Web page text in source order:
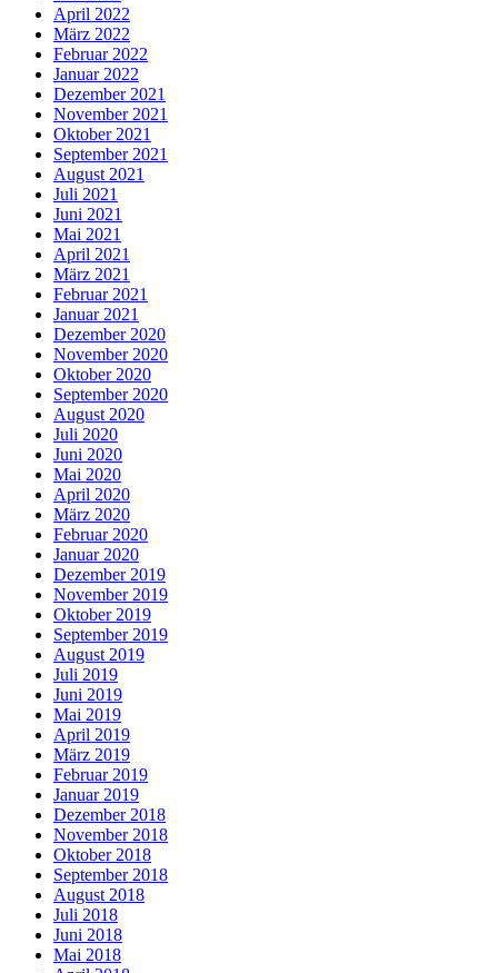
April 2022
März 2022
Februar 2022
Januar 2022
Dezember 2021
November 2021
Oktober 2021
September 2021
August 2021
Juli 2021
Juni 2021
Mai 2021
April 2021
März 2021
Februar 2021
Januar 2021
Dezember 2020
November 2020
Oktober 2020
September 2020
August 2020
Juli 2020
Juni 2020
Mai 2020
April 2020
März 2020
Februar 2020
Januar 2020
Dezember 2019
November 2019
Oktober 2019
September 2019
August 2019
Juli 2019
Juni 2019
Mai 2019
April 2019
März 2019
Februar 2019
Januar 2019
Dezember 2018
November 2018
Oktober 2018
September 2018
August 2018
Juli 2018
Juni 2018
Mai 2018